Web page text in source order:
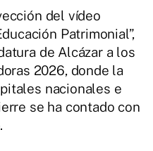
del vídeo
Patrimonial”,
de Alcázar a los
2026, donde la
nacionales e
se ha contado con